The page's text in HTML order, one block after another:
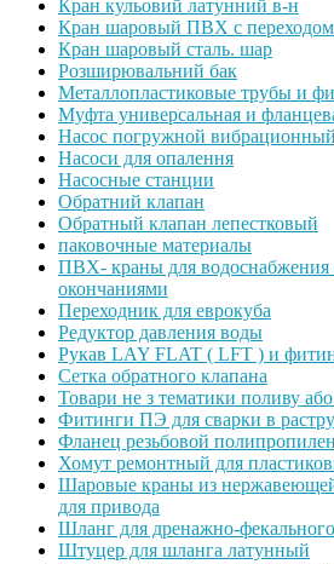
Кран кульовий латунний в-н
Кран шаровый ПВХ с
Кран шаровый сталь. шар
Розширювальний бак
Металлопластиковые трубы и
Муфта универсальная и
Насос погружной вибрационный
Насоси для опалення
Насосные станции
Обратний клапан
Обратный клапан лепестковый
паковочные материалы
ПВХ- краны для водоснабжения
окончаниями
Переходник для еврокуба
Редуктор давления воды
Рукав LAY FLAT ( LFT ) и
Сетка обратного клапана
Товари не з тематики поливу або
Фитинги ПЭ для сварки в
Фланец резьбовой полипропилен
Хомут ремонтный для
Шаровые краны из
для привода
Шланг для дренажно-фекального
Штуцер для шланга латунный